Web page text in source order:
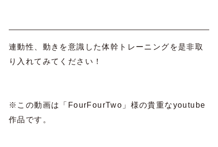
連動性、動きを意識した体幹トレーニングを是非取
り入れてみてください！
※この動画は「FourFourTwo」様の貴重なyoutube
作品です。